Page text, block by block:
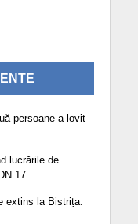
persoane a lovit
lucrările de
17
extins la Bistrița.